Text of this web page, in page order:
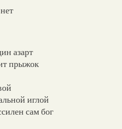
азарт
прыжок
иглой
сам бог